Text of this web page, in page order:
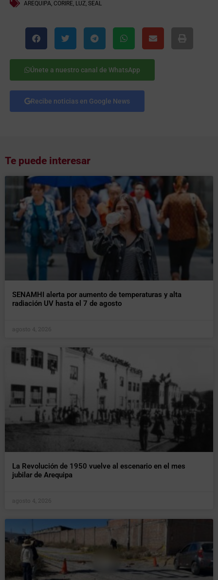
AREQUIPA CORIRE LUZ SEAL
Únete a nuestro canal de WhatsApp
Recibe noticias en Google News
Te puede interesar
SENAMHI alerta por aumento de temperaturas y alta
radiación UV hasta el 7 de agosto
agosto 4, 2026
La Revolución de 1950 vuelve al escenario en el mes
jubilar de Arequipa
agosto 4, 2026